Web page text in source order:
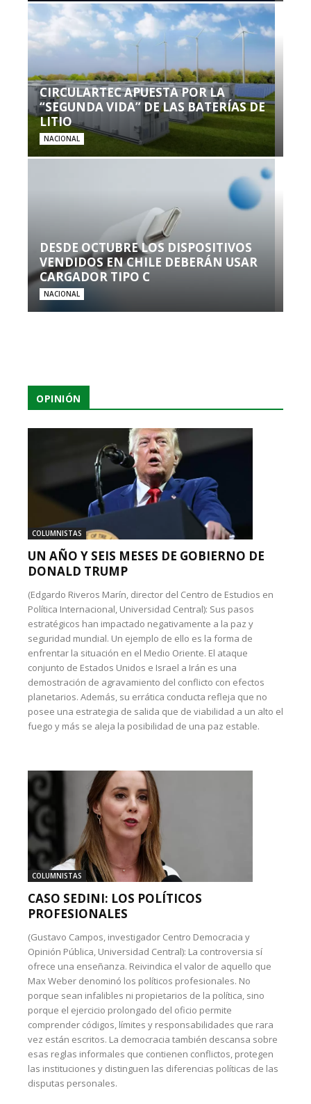
CIRCULARTEC APUESTA POR LA
“SEGUNDA VIDA” DE LAS BATERÍAS DE
LITIO
NACIONAL
DESDE OCTUBRE LOS DISPOSITIVOS
VENDIDOS EN CHILE DEBERÁN USAR
CARGADOR TIPO C
NACIONAL
OPINIÓN
COLUMNISTAS
UN AÑO Y SEIS MESES DE GOBIERNO DE
DONALD TRUMP
(Edgardo Riveros Marín, director del Centro de Estudios en
Política Internacional, Universidad Central): Sus pasos
estratégicos han impactado negativamente a la paz y
seguridad mundial. Un ejemplo de ello es la forma de
enfrentar la situación en el Medio Oriente. El ataque
conjunto de Estados Unidos e Israel a Irán es una
demostración de agravamiento del conflicto con efectos
planetarios. Además, su errática conducta refleja que no
posee una estrategia de salida que de viabilidad a un alto el
fuego y más se aleja la posibilidad de una paz estable.
COLUMNISTAS
CASO SEDINI: LOS POLÍTICOS
PROFESIONALES
(Gustavo Campos, investigador Centro Democracia y
Opinión Pública, Universidad Central): La controversia sí
ofrece una enseñanza. Reivindica el valor de aquello que
Max Weber denominó los políticos profesionales. No
porque sean infalibles ni propietarios de la política, sino
porque el ejercicio prolongado del oficio permite
comprender códigos, límites y responsabilidades que rara
vez están escritos. La democracia también descansa sobre
esas reglas informales que contienen conflictos, protegen
las instituciones y distinguen las diferencias políticas de las
disputas personales.